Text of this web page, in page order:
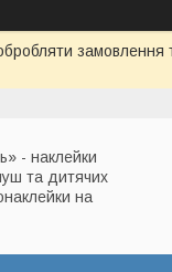
замовлення
- наклейки
та дитячих
на